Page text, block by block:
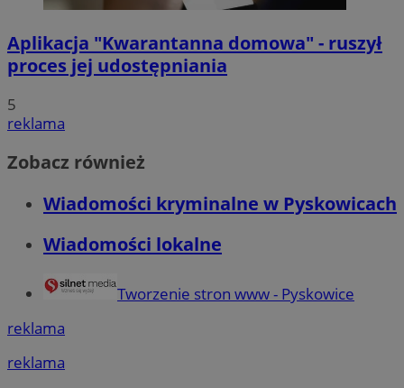
Aplikacja "Kwarantanna domowa" - ruszył
proces jej udostępniania
5
reklama
Zobacz również
Wiadomości kryminalne w Pyskowicach
Wiadomości lokalne
Tworzenie stron www - Pyskowice
reklama
reklama